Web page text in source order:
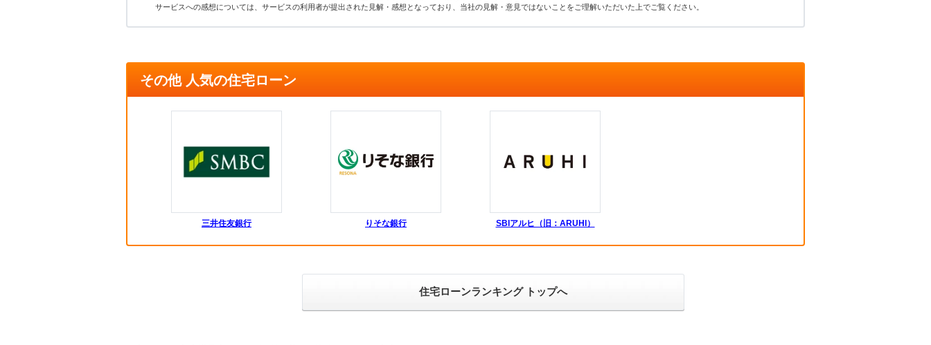
サービスへの感想については、サービスの利用者が提出された見解・感想となっており、当社の見解・意見ではないことをご理解いただいた上でご覧ください。
その他 人気の住宅ローン
三井住友銀行 りそな銀行 SBIアルヒ（旧：ARUHI）
住宅ローンランキング トップへ